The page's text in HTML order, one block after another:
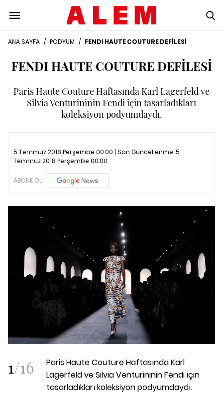
ANA SAYFA / PODYUM / FENDI HAUTE COUTURE DEFİLESİ
FENDI HAUTE COUTURE DEFİLESİ
Paris Haute Couture Haftasında Karl Lagerfeld ve
Silvia Venturininin Fendi için tasarladıkları
koleksiyon podyumdaydı.
5 Temmuz 2018 Perşembe 00:00 | Son Güncellenme:5
Temmuz 2018 Perşembe 00:00
ABONE OL
1/16
Paris Haute Couture Haftasında Karl
Lagerfeld ve Silvia Venturininin Fendi için
tasarladıkları koleksiyon podyumdaydı.